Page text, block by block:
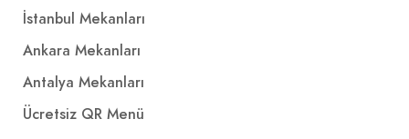
İstanbul Mekanları
Ankara Mekanları
Antalya Mekanları
Ücretsiz QR Menü